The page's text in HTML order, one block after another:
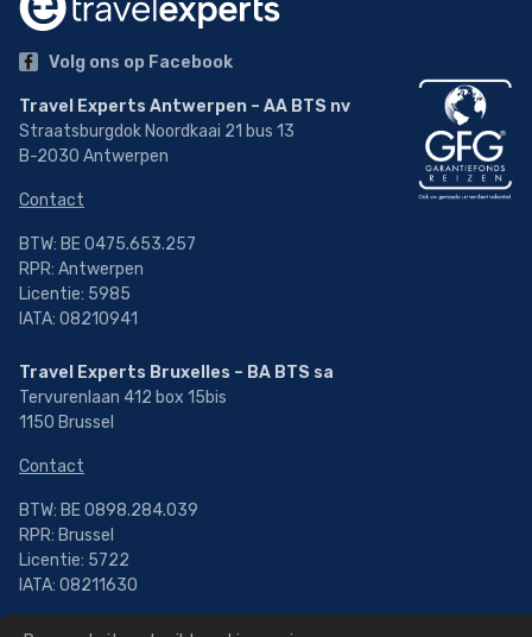
Volg ons op Facebook
Travel Experts Antwerpen – AA BTS nv
Straatsburgdok Noordkaai 21 bus 13
B-2030 Antwerpen
Contact
BTW: BE 0475.653.257
RPR: Antwerpen
Licentie: 5985
IATA: 08210941
Travel Experts Bruxelles – BA BTS sa
Tervurenlaan 412 box 15bis
1150 Brussel
Contact
BTW: BE 0898.284.039
RPR: Brussel
Licentie: 5722
IATA: 08211630